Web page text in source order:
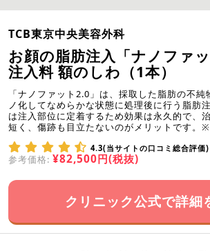
TCB東京中央美容外科
お顔の脂肪注入「ナノファ
注入料 額のしわ（1本）
「ナノファット2.0」は、採取した脂肪の不
ノ化してなめらかな状態に処理後に行う脂肪
は注入部位に定着するため効果は永久的で、
短く、傷跡も目立たないのがメリットです。
4.3(当サイトの口コミ総合評価)
参考価格: ¥82,500円(税抜)
クリニック公式で詳細